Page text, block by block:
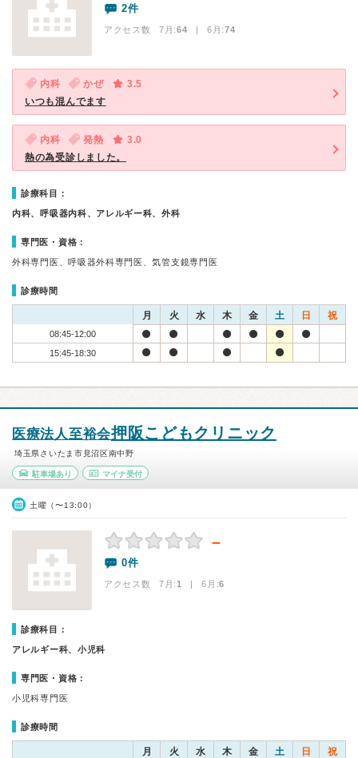
2件
アクセス数 7月:64 | 6月:74
内科 かぜ
3.5
いつも混んでます
内科 発熱
3.0
熱の為受診しました。
診療科目：
内科、呼吸器内科、アレルギー科、外科
専門医・資格：
外科専門医、呼吸器外科専門医、気管支鏡専門医
診療時間
月 火 水 木 金 土 日 祝
08:45-12:00
15:45-18:30
医療法人至裕会押阪こどもクリニック
埼玉県さいたま市見沼区南中野
駐車場あり マイナ受付
土曜（〜13:00）
－
0件
アクセス数 7月:1 | 6月:6
診療科目：
アレルギー科、小児科
専門医・資格：
小児科専門医
診療時間
月 火 水 木 金 土 日 祝